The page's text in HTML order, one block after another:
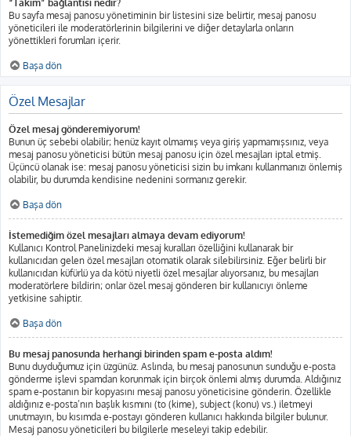
“Takım” bağlantısı nedir?
Bu sayfa mesaj panosu yönetiminin bir listesini size belirtir, mesaj panosu
yöneticileri ile moderatörlerinin bilgilerini ve diğer detaylarla onların
yönettikleri forumları içerir.
Başa dön
Özel Mesajlar
Özel mesaj gönderemiyorum!
Bunun üç sebebi olabilir; henüz kayıt olmamış veya giriş yapmamışsınız, veya
mesaj panosu yöneticisi bütün mesaj panosu için özel mesajları iptal etmiş.
Üçüncü olanak ise: mesaj panosu yöneticisi sizin bu imkanı kullanmanızı önlemiş
olabilir, bu durumda kendisine nedenini sormanız gerekir.
Başa dön
İstemediğim özel mesajları almaya devam ediyorum!
Kullanıcı Kontrol Panelinizdeki mesaj kuralları özelliğini kullanarak bir
kullanıcıdan gelen özel mesajları otomatik olarak silebilirsiniz. Eğer belirli bir
kullanıcıdan küfürlü ya da kötü niyetli özel mesajlar alıyorsanız, bu mesajları
moderatörlere bildirin; onlar özel mesaj gönderen bir kullanıcıyı önleme
yetkisine sahiptir.
Başa dön
Bu mesaj panosunda herhangi birinden spam e-posta aldım!
Bunu duyduğumuz için üzgünüz. Aslında, bu mesaj panosunun sunduğu e-posta
gönderme işlevi spamdan korunmak için birçok önlemi almış durumda. Aldığınız
spam e-postanın bir kopyasını mesaj panosu yöneticisine gönderin. Özellikle
aldığınız e-posta’nın başlık kısmını (to (kime), subject (konu) vs.) iletmeyi
unutmayın, bu kısımda e-postayı gönderen kullanıcı hakkında bilgiler bulunur.
Mesaj panosu yöneticileri bu bilgilerle meseleyi takip edebilir.